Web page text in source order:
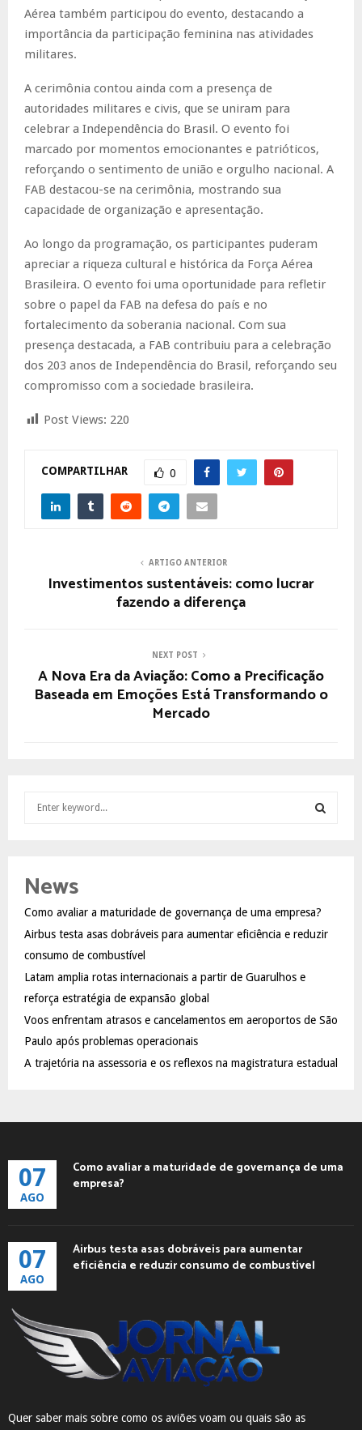
Aérea também participou do evento, destacando a
importância da participação feminina nas atividades
militares.
A cerimônia contou ainda com a presença de
autoridades militares e civis, que se uniram para
celebrar a Independência do Brasil. O evento foi
marcado por momentos emocionantes e patrióticos,
reforçando o sentimento de união e orgulho nacional. A
FAB destacou-se na cerimônia, mostrando sua
capacidade de organização e apresentação.
Ao longo da programação, os participantes puderam
apreciar a riqueza cultural e histórica da Força Aérea
Brasileira. O evento foi uma oportunidade para refletir
sobre o papel da FAB na defesa do país e no
fortalecimento da soberania nacional. Com sua
presença destacada, a FAB contribuiu para a celebração
dos 203 anos de Independência do Brasil, reforçando seu
compromisso com a sociedade brasileira.
Post Views: 220
COMPARTILHAR 0
ARTIGO ANTERIOR
Investimentos sustentáveis: como lucrar
fazendo a diferença
NEXT POST
A Nova Era da Aviação: Como a Precificação
Baseada em Emoções Está Transformando o
Mercado
h
o
r
:
R
News
Como avaliar a maturidade de governança de uma empresa?
Airbus testa asas dobráveis para aumentar eficiência e reduzir
consumo de combustível
Latam amplia rotas internacionais a partir de Guarulhos e
reforça estratégia de expansão global
Voos enfrentam atrasos e cancelamentos em aeroportos de São
Paulo após problemas operacionais
A trajetória na assessoria e os reflexos na magistratura estadual
07
AGO
Como avaliar a maturidade de governança de uma
empresa?
07
AGO
Airbus testa asas dobráveis para aumentar
eficiência e reduzir consumo de combustível
Quer saber mais sobre como os aviões voam ou quais são as